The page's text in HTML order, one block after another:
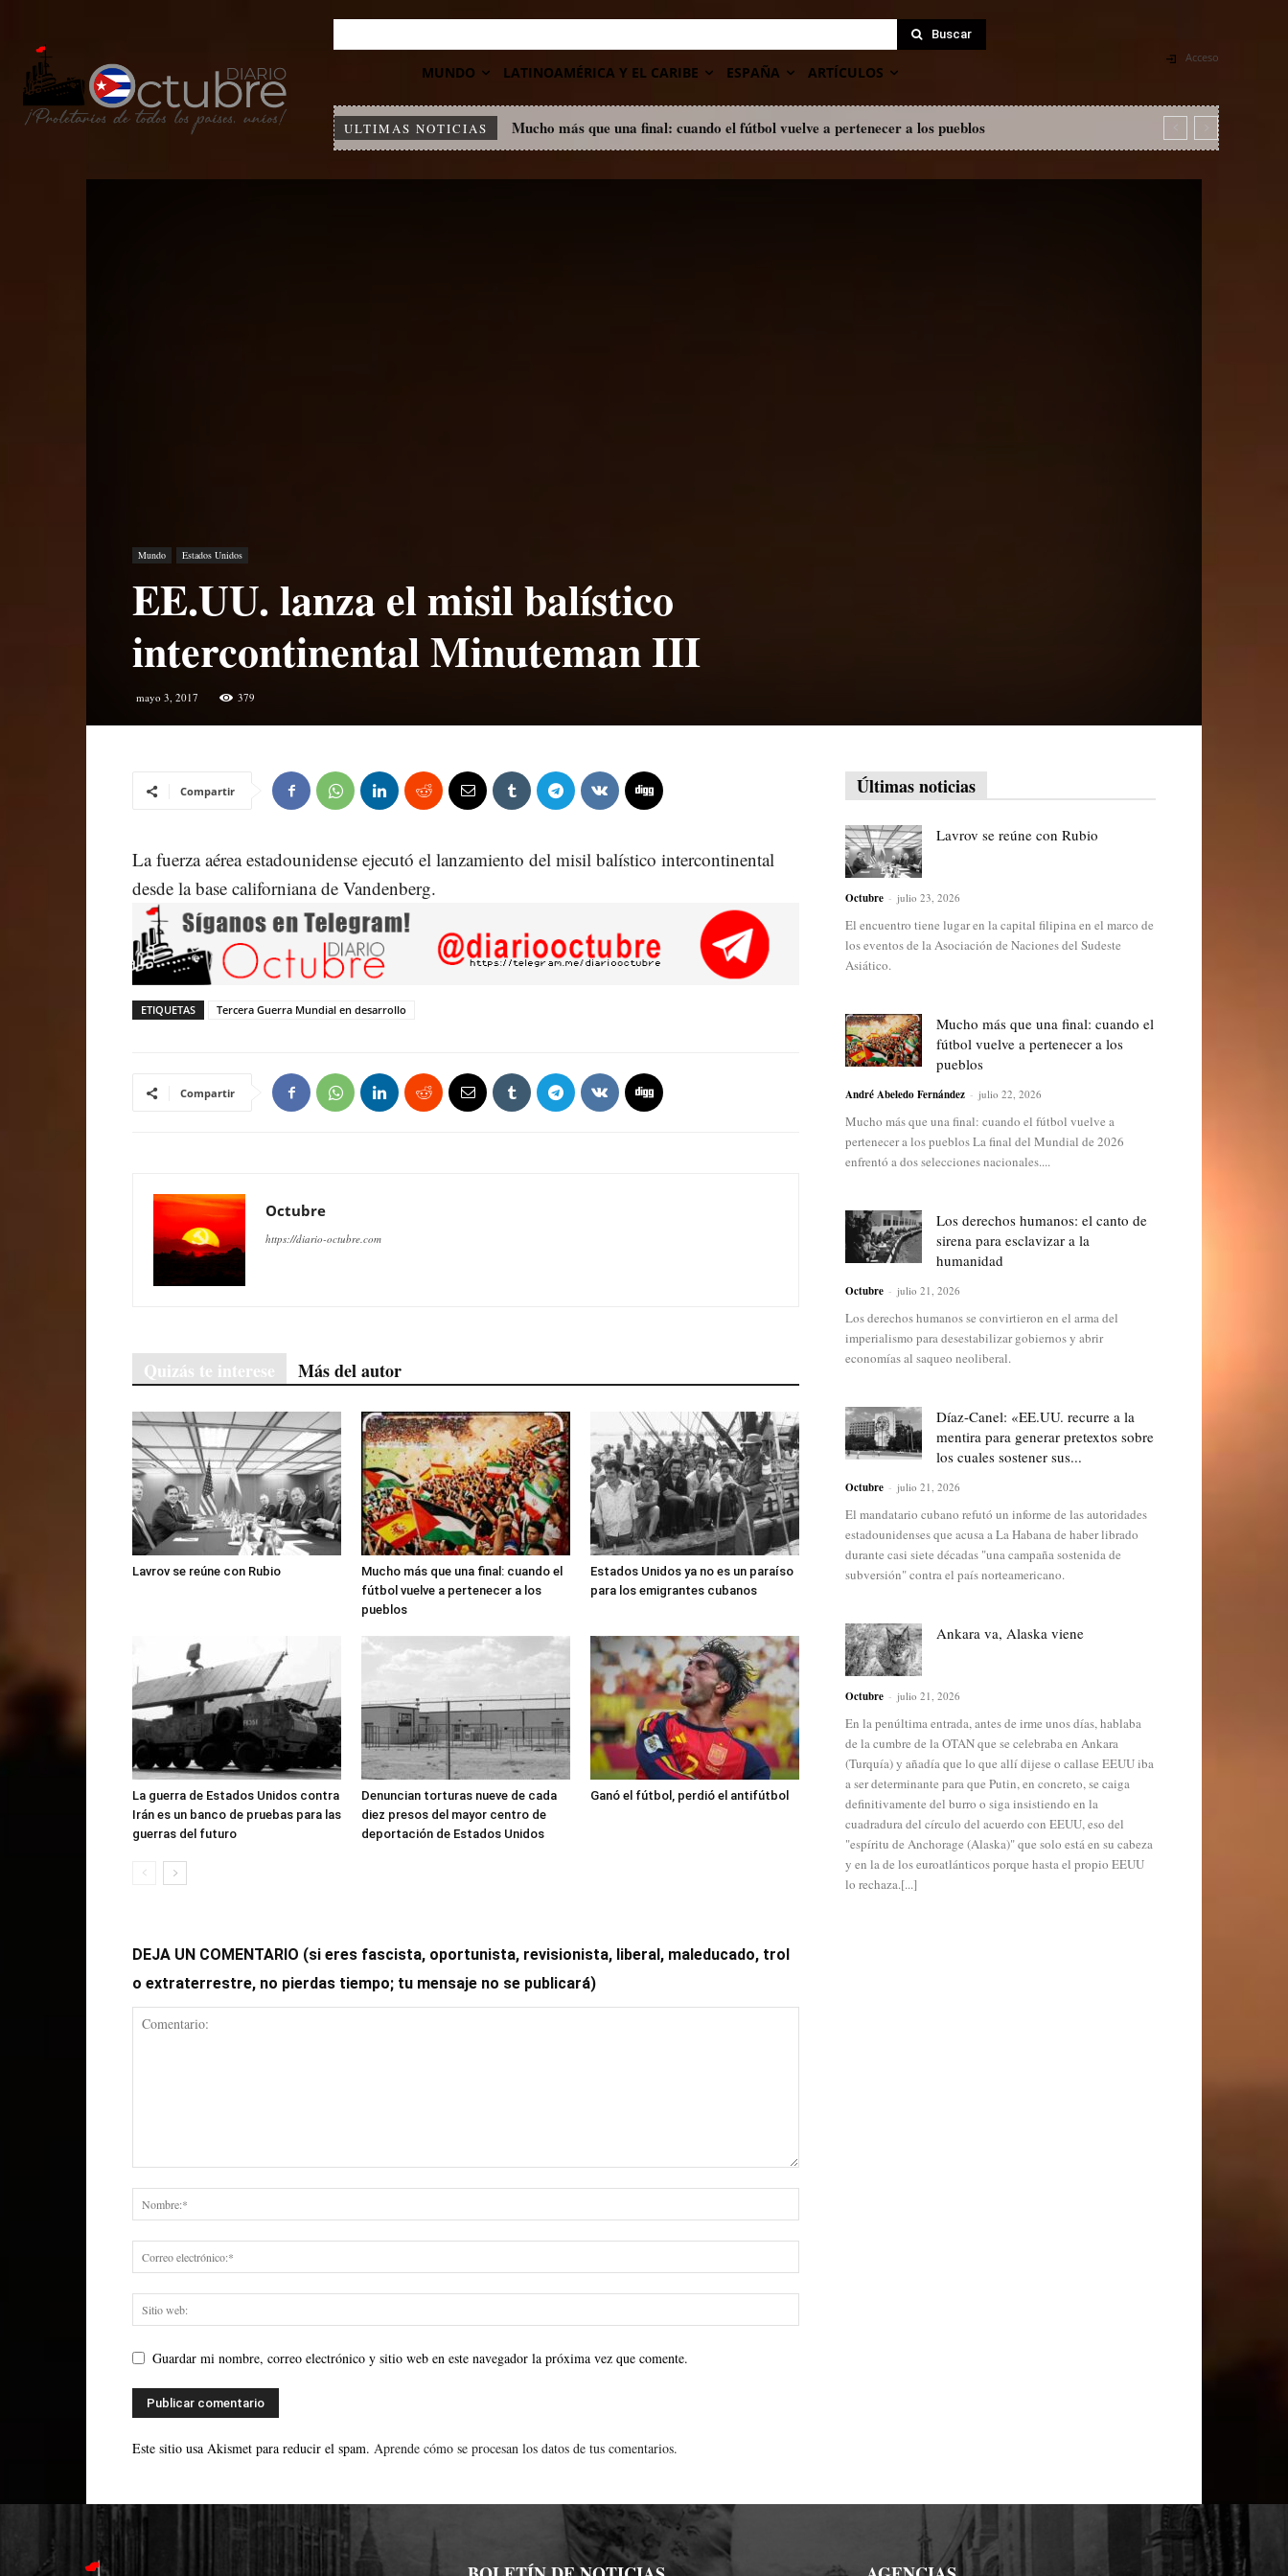
Buscar
MUNDO LATINOAMÉRICA Y EL CARIBE ESPAÑA ARTÍCULOS
Acceso
ULTIMAS NOTICIAS Mucho más que una final: cuando el fútbol vuelve a pertenecer a los pueblos
Mundo Estados Unidos
EE.UU. lanza el misil balístico
intercontinental Minuteman III
mayo 3, 2017 379
Compartir
La fuerza aérea estadounidense ejecutó el lanzamiento del misil balístico intercontinental
desde la base californiana de Vandenberg.
ETIQUETAS Tercera Guerra Mundial en desarrollo
Compartir
Octubre
https://diario-octubre.com
Quizás te interese Más del autor
Lavrov se reúne con Rubio
Mucho más que una final: cuando el
fútbol vuelve a pertenecer a los
pueblos
Estados Unidos ya no es un paraíso
para los emigrantes cubanos
La guerra de Estados Unidos contra
Irán es un banco de pruebas para las
guerras del futuro
Denuncian torturas nueve de cada
diez presos del mayor centro de
deportación de Estados Unidos
Ganó el fútbol, perdió el antifútbol
DEJA UN COMENTARIO (si eres fascista, oportunista, revisionista, liberal, maleducado, trol
o extraterrestre, no pierdas tiempo; tu mensaje no se publicará)
Guardar mi nombre, correo electrónico y sitio web en este navegador la próxima vez que comente.
Este sitio usa Akismet para reducir el spam. Aprende cómo se procesan los datos de tus comentarios.
Últimas noticias
Lavrov se reúne con Rubio
Octubre - julio 23, 2026
El encuentro tiene lugar en la capital filipina en el marco de
los eventos de la Asociación de Naciones del Sudeste
Asiático.
Mucho más que una final: cuando el
fútbol vuelve a pertenecer a los
pueblos
André Abeledo Fernández - julio 22, 2026
Mucho más que una final: cuando el fútbol vuelve a
pertenecer a los pueblos La final del Mundial de 2026
enfrentó a dos selecciones nacionales....
Los derechos humanos: el canto de
sirena para esclavizar a la
humanidad
Octubre - julio 21, 2026
Los derechos humanos se convirtieron en el arma del
imperialismo para desestabilizar gobiernos y abrir
economías al saqueo neoliberal.
Díaz-Canel: «EE.UU. recurre a la
mentira para generar pretextos sobre
los cuales sostener sus...
Octubre - julio 21, 2026
El mandatario cubano refutó un informe de las autoridades
estadounidenses que acusa a La Habana de haber librado
durante casi siete décadas "una campaña sostenida de
subversión" contra el país norteamericano.
Ankara va, Alaska viene
Octubre - julio 21, 2026
En la penúltima entrada, antes de irme unos días, hablaba
de la cumbre de la OTAN que se celebraba en Ankara
(Turquía) y añadía que lo que allí dijese o callase EEUU iba
a ser determinante para que Putin, en concreto, se caiga
definitivamente del burro o siga insistiendo en la
cuadradura del círculo del acuerdo con EEUU, eso del
"espíritu de Anchorage (Alaska)" que solo está en su cabeza
y en la de los euroatlánticos porque hasta el propio EEUU
lo rechaza.[...]